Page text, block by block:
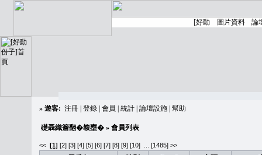
» 遊客: 注冊 登錄 會員 統計 論壇設施 幫助
礎聶織簷翻�䪖壅� » 會員列表
<< [1] [2] [3] [4] [5] [6] [7] [8] [9] [10] [1485] >>